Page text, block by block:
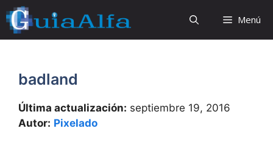
Saltar
al
contenido
Menú
badland
Última actualización: septiembre 19, 2016
Autor: Pixelado